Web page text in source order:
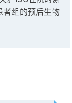
者组的预后生物